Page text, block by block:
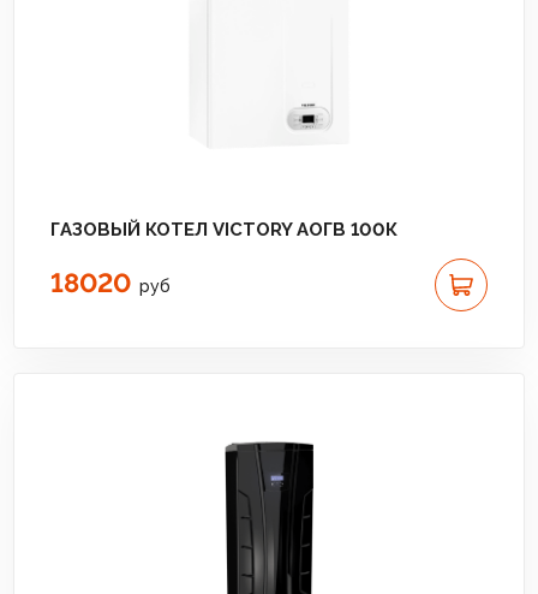
ГАЗОВЫЙ КОТЕЛ VICTORY АОГВ 100К
18020 руб